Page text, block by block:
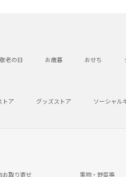
敬老の日 お歳暮 おせち
トア グッズストア ソーシャル
お取り寄せ 果物・野菜等